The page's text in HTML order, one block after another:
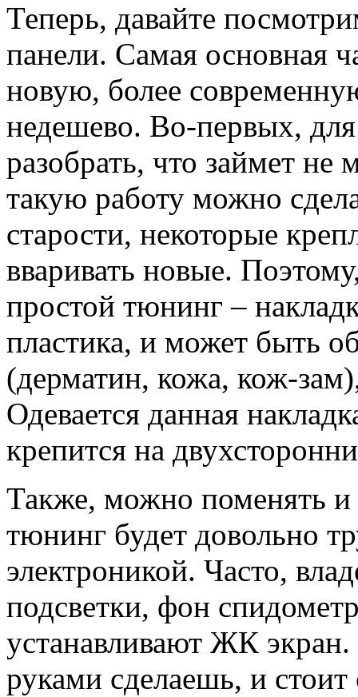
Теперь, давайте
панели. Самая основная
новую, более
недешево. Во-первых,
разобрать, что займет не
такую работу можно
старости, некоторые
вваривать новые.
простой тюнинг –
пластика, и может быть
(дерматин, кожа, кож-
Одевается данная
крепится на
Также, можно поменять
тюнинг будет довольно
электроникой. Часто,
подсветки, фон
устанавливают ЖК
руками сделаешь, и